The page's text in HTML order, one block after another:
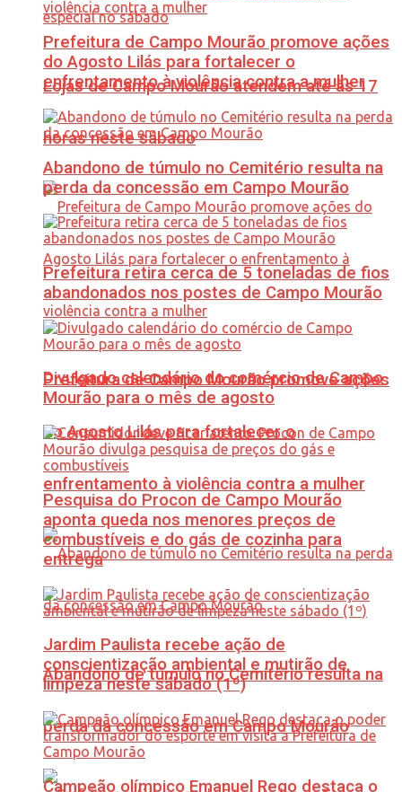
Lojas de Campo Mourão atendem até às 17
horas neste sábado
Prefeitura de Campo Mourão promove ações
do Agosto Lilás para fortalecer o
enfrentamento à violência contra a mulher
Abandono de túmulo no Cemitério resulta na
perda da concessão em Campo Mourão
Prefeitura de Campo Mourão promove ações
do Agosto Lilás para fortalecer o
enfrentamento à violência contra a mulher
Abandono de túmulo no Cemitério resulta na
perda da concessão em Campo Mourão
Prefeitura retira cerca de 5 toneladas de fios
abandonados nos postes de Campo Mourão
Divulgado calendário do comércio de Campo
Mourão para o mês de agosto
Pesquisa do Procon de Campo Mourão
aponta queda nos menores preços de
combustíveis e do gás de cozinha para
entrega
Jardim Paulista recebe ação de
conscientização ambiental e mutirão de
limpeza neste sábado (1º)
Campeão olímpico Emanuel Rego destaca o